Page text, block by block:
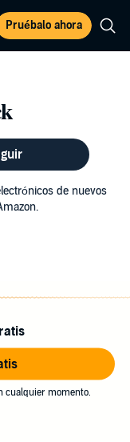
Pruébalo ahora
de nuevos
cualquier momento.